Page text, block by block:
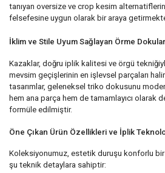
tanıyan oversize ve crop kesim
felsefesine uygun olarak bir araya
İklim ve Stile Uyum Sağlayan Örme Dokular
Kazaklar, doğru iplik kalitesi ve örgü
mevsim geçişlerinin en işlevsel parçaları
tasarımlar, geleneksel triko dokusunu
hem ana parça hem de tamamlayıcı olarak
formüle edilmiştir.
Öne Çıkan Ürün Özellikleri ve İplik
Koleksiyonumuz, estetik duruşu konforlu bir
şu teknik detaylara sahiptir: